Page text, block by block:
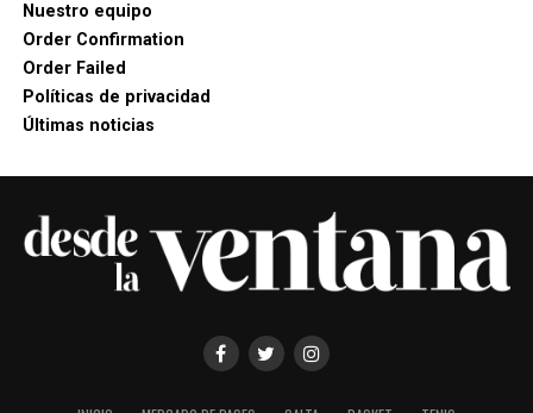
Nuestro equipo
Order Confirmation
Order Failed
Políticas de privacidad
Últimas noticias